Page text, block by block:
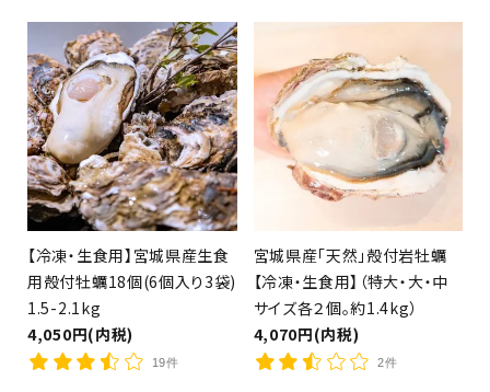
【冷凍・生食用】宮城県産生食
用殻付牡蠣18個(6個入り3袋)
1.5-2.1kg
4,050円(内税)
19件
宮城県産「天然」殻付岩牡蠣
【冷凍・生食用】（特大・大・中
サイズ各２個。約1.4kg）
4,070円(内税)
2件